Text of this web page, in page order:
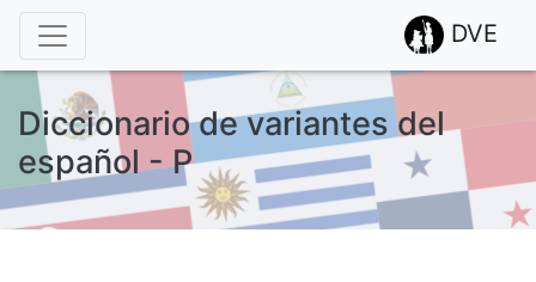
DVE
Diccionario de variantes del
español - P